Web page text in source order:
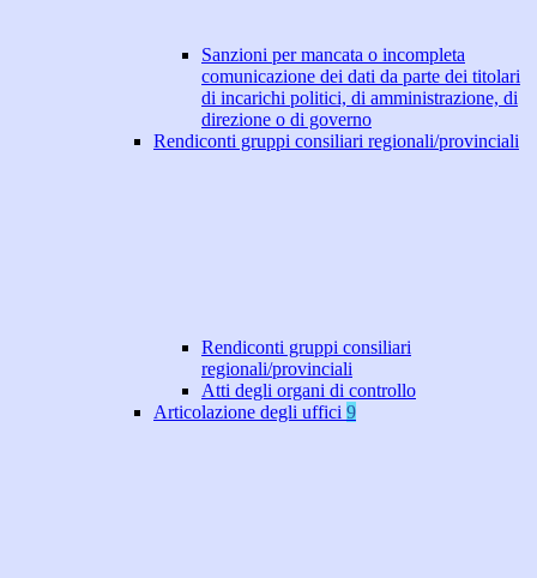
Sanzioni per mancata o incompleta
comunicazione dei dati da parte dei titolari
di incarichi politici, di amministrazione, di
direzione o di governo
Rendiconti gruppi consiliari regionali/provinciali
Rendiconti gruppi consiliari
regionali/provinciali
Atti degli organi di controllo
Articolazione degli uffici 9